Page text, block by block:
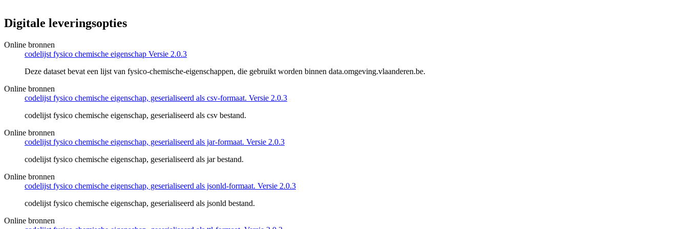
Digitale leveringsopties
Online bronnen
codelijst fysico chemische eigenschap Versie 2.0.3
Deze dataset bevat een lijst van fysico-chemische-eigenschappen, die gebruikt worden binnen data.omgeving.vlaanderen.be.
Online bronnen
codelijst fysico chemische eigenschap, geserialiseerd als csv-formaat. Versie 2.0.3
codelijst fysico chemische eigenschap, geserialiseerd als csv bestand.
Online bronnen
codelijst fysico chemische eigenschap, geserialiseerd als jar-formaat. Versie 2.0.3
codelijst fysico chemische eigenschap, geserialiseerd als jar bestand.
Online bronnen
codelijst fysico chemische eigenschap, geserialiseerd als jsonld-formaat. Versie 2.0.3
codelijst fysico chemische eigenschap, geserialiseerd als jsonld bestand.
Online bronnen